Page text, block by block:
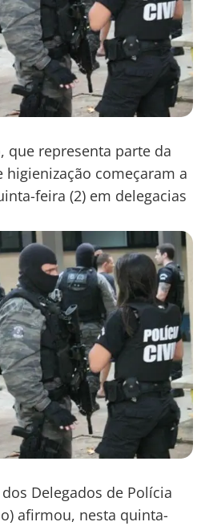
que representa parte da
começaram a
feira (2) em delegacias
Delegados de Polícia
afirmou, nesta quinta-